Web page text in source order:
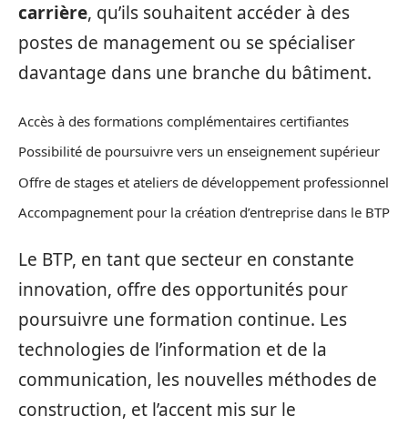
carrière, qu’ils souhaitent accéder à des
postes de management ou se spécialiser
davantage dans une branche du bâtiment.
Accès à des formations complémentaires certifiantes
Possibilité de poursuivre vers un enseignement supérieur
Offre de stages et ateliers de développement professionnel
Accompagnement pour la création d’entreprise dans le BTP
Le BTP, en tant que secteur en constante
innovation, offre des opportunités pour
poursuivre une formation continue. Les
technologies de l’information et de la
communication, les nouvelles méthodes de
construction, et l’accent mis sur le